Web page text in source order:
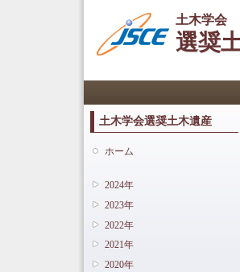
土木学会
選奨
土木学会選奨土木遺産
ホーム
2024年
2023年
2022年
2021年
2020年